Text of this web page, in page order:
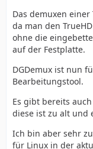
Das demuxen
da man den
ohne die
auf der Festplatte.
DGDemux ist nun
Bearbeitungstool.
Es gibt bereits
diese ist zu alt und
Ich bin aber sehr
für Linux in der